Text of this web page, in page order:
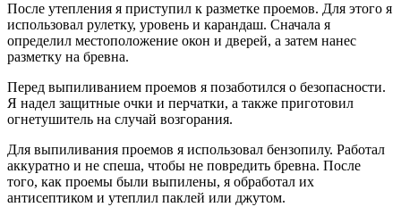
После утепления я приступил к разметке проемов. Для этого я
использовал рулетку, уровень и карандаш. Сначала я
определил местоположение окон и дверей, а затем нанес
разметку на бревна.
Перед выпиливанием проемов я позаботился о безопасности.
Я надел защитные очки и перчатки, а также приготовил
огнетушитель на случай возгорания.
Для выпиливания проемов я использовал бензопилу. Работал
аккуратно и не спеша, чтобы не повредить бревна. После
того, как проемы были выпилены, я обработал их
антисептиком и утеплил паклей или джутом.